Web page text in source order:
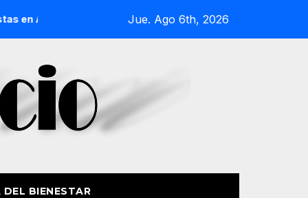
Nagusia con actividades especiales y un día dedicado a
Jue. Ago 6th, 2026
DEL BIENESTAR